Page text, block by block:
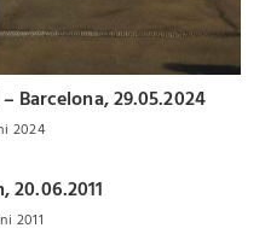
Barcelona, 29.05.2024
2024
20.06.2011
2011